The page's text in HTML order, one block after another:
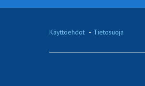
Käyttöehdot - Tietosuoja